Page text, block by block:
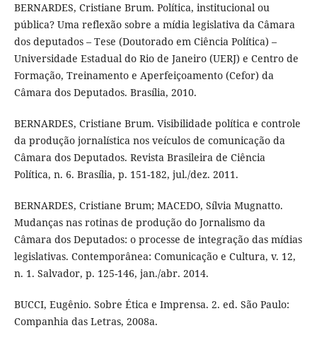
BERNARDES, Cristiane Brum. Política, institucional ou
pública? Uma reflexão sobre a mídia legislativa da Câmara
dos deputados – Tese (Doutorado em Ciência Política) –
Universidade Estadual do Rio de Janeiro (UERJ) e Centro de
Formação, Treinamento e Aperfeiçoamento (Cefor) da
Câmara dos Deputados. Brasília, 2010.
BERNARDES, Cristiane Brum. Visibilidade política e controle
da produção jornalística nos veículos de comunicação da
Câmara dos Deputados. Revista Brasileira de Ciência
Política, n. 6. Brasília, p. 151-182, jul./dez. 2011.
BERNARDES, Cristiane Brum; MACEDO, Sílvia Mugnatto.
Mudanças nas rotinas de produção do Jornalismo da
Câmara dos Deputados: o processe de integração das mídias
legislativas. Contemporânea: Comunicação e Cultura, v. 12,
n. 1. Salvador, p. 125-146, jan./abr. 2014.
BUCCI, Eugênio. Sobre Ética e Imprensa. 2. ed. São Paulo:
Companhia das Letras, 2008a.